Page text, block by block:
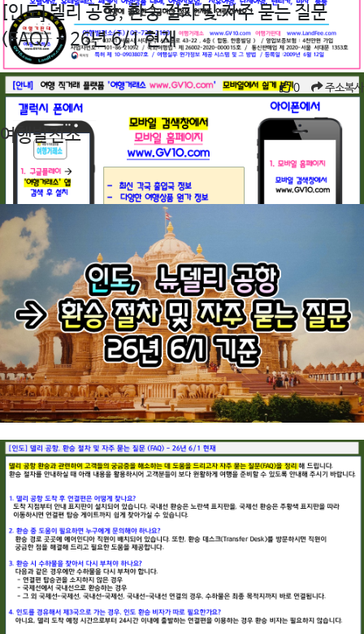
[인도] 델리 공항, 환승 절차 및 자주 묻는 질문
(FAQ) - 26년 6/1 현재
조회수 676회 • 2026.06.04 0 주소복사
여행발전소